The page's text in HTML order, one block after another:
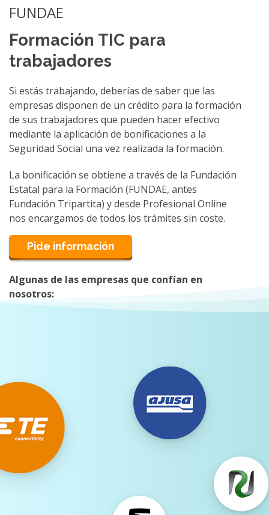
FUNDAE
Formación TIC para
trabajadores
Si estás trabajando, deberías de saber que las
empresas disponen de un crédito para la formación
de sus trabajadores que pueden hacer efectivo
mediante la aplicación de bonificaciones a la
Seguridad Social una vez realizada la formación.
La bonificación se obtiene a través de la Fundación
Estatal para la Formación (FUNDAE, antes
Fundación Tripartita) y desde Profesional Online
nos encargamos de todos los trámites sin coste.
Pide información
Algunas de las empresas que confían en
nosotros: